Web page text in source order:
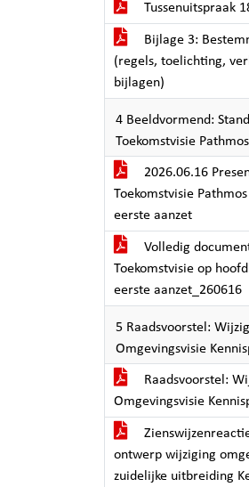
Tussenuitspraak
Bijlage 3:
(regels, toelichting,
bijlagen)
4 Beeldvormend:
Toekomstvisie
2026.06.16
Toekomstvisie
eerste aanzet
Volledig
Toekomstvisie op
eerste aanzet_260616
5 Raadsvoorstel:
Omgevingsvisie
Raadsvoorstel:
Omgevingsvisie
ontwerp wijziging
zuidelijke uitbreiding